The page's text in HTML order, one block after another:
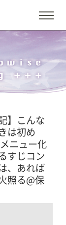
】こんな
は初め
ニュー化
すじコン
、あれば
照る@保